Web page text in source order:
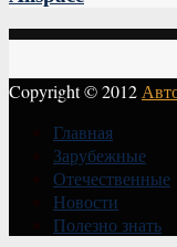
Copyright © 2012
Главная
Зарубежные
Отечественные
Новости
Полезно знать